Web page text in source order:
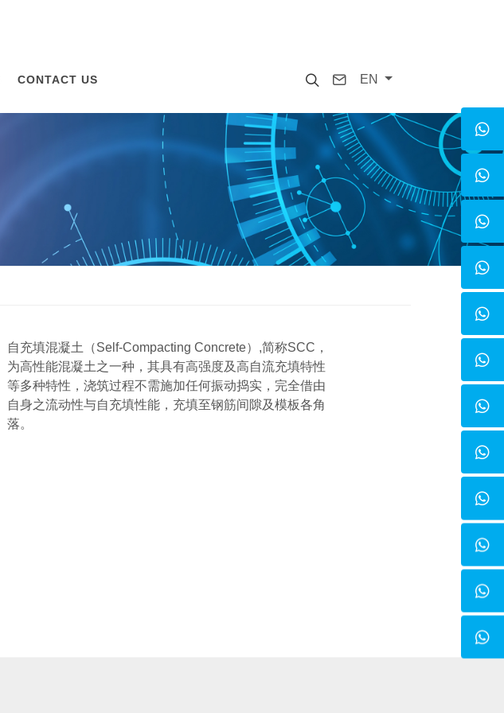
SearchContact
EN
CONTACT US
自充填混凝土（Self-Compacting Concrete）,简称SCC，
为高性能混凝土之一种，其具有高强度及高自流充填特性
等多种特性，浇筑过程不需施加任何振动捣实，完全借由
自身之流动性与自充填性能，充填至钢筋间隙及模板各角
落。